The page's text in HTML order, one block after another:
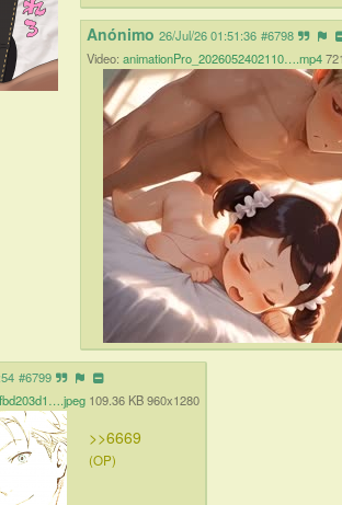
Anónimo 26/Jul/26 01:51:36 #6798
Video: animationPro_2026052402110….mp4
#6799
109.36 KB 960x1280
>>6669
(OP)